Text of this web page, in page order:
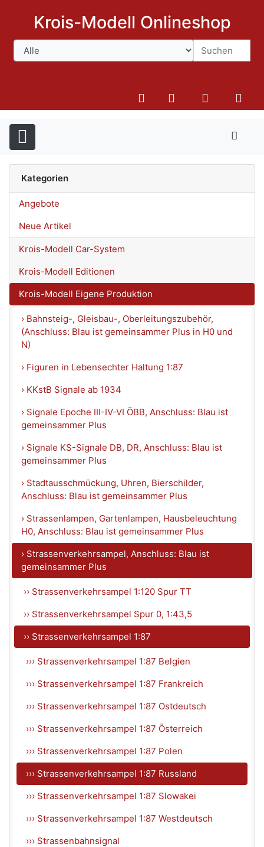
Krois-Modell Onlineshop
Kategorien
Angebote
Neue Artikel
Krois-Modell Car-System
Krois-Modell Editionen
Krois-Modell Eigene Produktion
› Bahnsteig-, Gleisbau-, Oberleitungszubehör,
(Anschluss: Blau ist gemeinsammer Plus in H0 und
N)
› Figuren in Lebensechter Haltung 1:87
› KKstB Signale ab 1934
› Signale Epoche III-IV-VI ÖBB, Anschluss: Blau ist
gemeinsammer Plus
› Signale KS-Signale DB, DR, Anschluss: Blau ist
gemeinsammer Plus
› Stadtausschmückung, Uhren, Bierschilder,
Anschluss: Blau ist gemeinsammer Plus
› Strassenlampen, Gartenlampen, Hausbeleuchtung
H0, Anschluss: Blau ist gemeinsammer Plus
› Strassenverkehrsampel, Anschluss: Blau ist
gemeinsammer Plus
›› Strassenverkehrsampel 1:120 Spur TT
›› Strassenverkehrsampel Spur 0, 1:43,5
›› Strassenverkehrsampel 1:87
››› Strassenverkehrsampel 1:87 Belgien
››› Strassenverkehrsampel 1:87 Frankreich
››› Strassenverkehrsampel 1:87 Ostdeutsch
››› Strassenverkehrsampel 1:87 Österreich
››› Strassenverkehrsampel 1:87 Polen
››› Strassenverkehrsampel 1:87 Russland
››› Strassenverkehrsampel 1:87 Slowakei
››› Strassenverkehrsampel 1:87 Westdeutsch
››› Strassenbahnsignal